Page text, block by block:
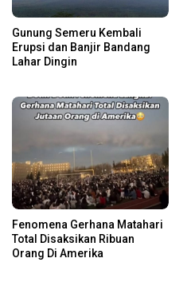
Gunung Semeru Kembali
Erupsi dan Banjir Bandang
Lahar Dingin
Fenomena Gerhana Matahari
Total Disaksikan Ribuan
Orang Di Amerika